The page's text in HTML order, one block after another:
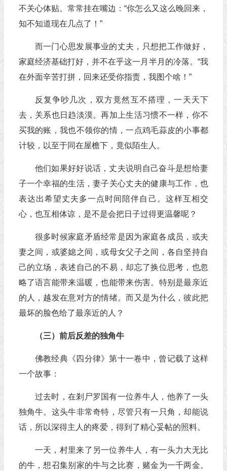
不关心体贴。常常挂在嘴边：“你怎么又这么晚回来，
知不知道现在几点了！”
而一门心思发展事业的丈夫，只想把工作做好，
家庭经济基础打好，并不在乎这一月半月的冷落。“我
在外面辛苦打拼，回来还受你指责，我图个啥！”
反复争吵几次，双方竟然互不搭理，一天天下
去，关系也日趋淡漠。再加上生活习惯不一样，你不
买我的账，我也不领你的情，一点鸡毛蒜皮的小事都
计较，以至于同在屋檐下，竟似陌生人。
他们如果好好说话，丈夫说明自己奋斗是想给妻
子一个幸福的生活，妻子关心丈夫的健康与工作，也
表达出希望丈夫多一点时间陪伴自己。这样互相交
心，也互相体谅，是不是会把日子过得更温馨呢？
很多时候家庭矛盾经常是因为家庭各成员，或夫
妻之间，或婆媳之间，或母女父子之间，各自坚持自
己的立场，表述自己的不易，却忘了换位思考，也忽
略了语言能带来温暖，也能带来伤害。特别是最亲近
的人，越发在意对方的情绪。而又是为什么，彼此把
最坏的脸色给了最亲近的人？
（三）前后反差的独角牛
佛教经典《四分律》第十一卷中，曾记载了这样
一个故事：
过去时，在剎尸罗国有一位养牛人，他养了一头
独角牛。这头牛非常奇特，尽管只有一只角，却能说
话，所以深得主人的疼爱，得到了精心妥帖的照料。
一天，村里来了另一位养牛人，有一头力大无比
的牛，想召集别家的牛与之比赛，赌金为一千两金。